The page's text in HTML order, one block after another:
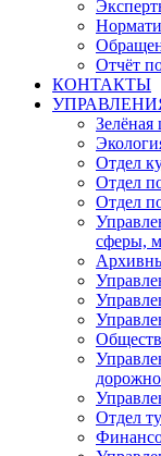
Отчёт
КОНТАКТЫ
Зелёная
Отдел
Отдел
Отдел
сферы,
Отдел